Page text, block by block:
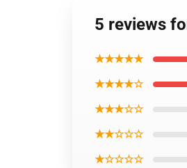
5 reviews
★★★★★
★★★★☆
★★★☆☆
★★☆☆☆
★☆☆☆☆